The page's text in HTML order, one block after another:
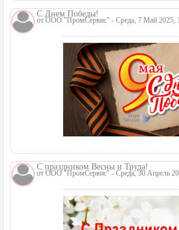
С Днем Победы!
отООО "ПромСервис" - Среда, 7 Май 2025,
С праздником Весны и Труда!
от ООО "ПромСервис" - Среда, 30 Апрель